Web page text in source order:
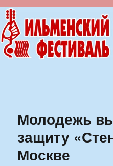
Ильменский
Молодежь
защиту
Москве